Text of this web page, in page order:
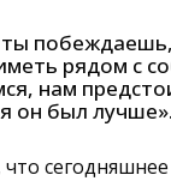
рядом с
нам
он был